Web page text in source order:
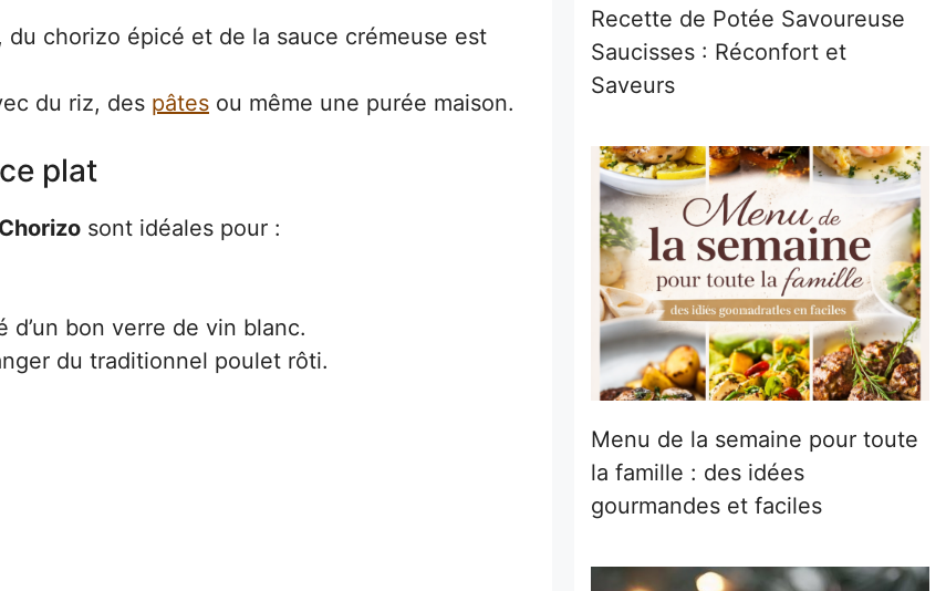
du chorizo épicé et de la sauce crémeuse est
du riz, des pâtes ou même une purée maison.
plat
sont idéales pour :
bon verre de vin blanc.
du traditionnel poulet rôti.
Recette de Potée Savoureuse
Saucisses : Réconfort et
Saveurs
Menu de la semaine pour toute
la famille : des idées
gourmandes et faciles